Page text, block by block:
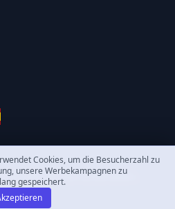
Alle Rechte vorbehalten.
Cookies, um die Besucherzahl zu
unsere Werbekampagnen zu
gespeichert.